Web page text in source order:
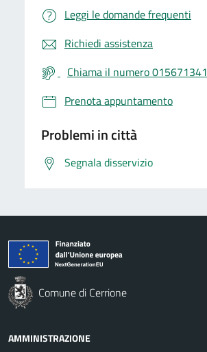
Leggi le domande frequenti
Richiedi assistenza
Chiama il numero 015671341
Prenota appuntamento
Problemi in città
Segnala disservizio
Comune di Cerrione
AMMINISTRAZIONE